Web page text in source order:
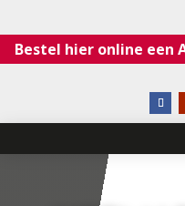
Bestel hier online een